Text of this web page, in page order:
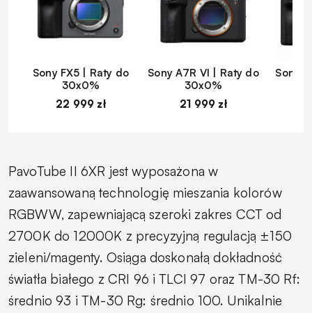
Sony FX5 | Raty do
30x0%
22 999 zł
Sony A7R VI | Raty do
30x0%
21 999 zł
Sony
PavoTube II 6XR jest wyposażona w
zaawansowaną technologię mieszania kolorów
RGBWW, zapewniającą szeroki zakres CCT od
2700K do 12000K z precyzyjną regulacją ±150
zieleni/magenty. Osiąga doskonałą dokładność
światła białego z CRI 96 i TLCI 97 oraz TM-30 Rf:
średnio 93 i TM-30 Rg: średnio 100. Unikalnie